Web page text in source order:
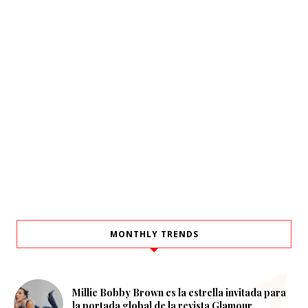
MONTHLY TRENDS
Millie Bobby Brown es la estrella invitada para
la portada global de la revista Glamour.